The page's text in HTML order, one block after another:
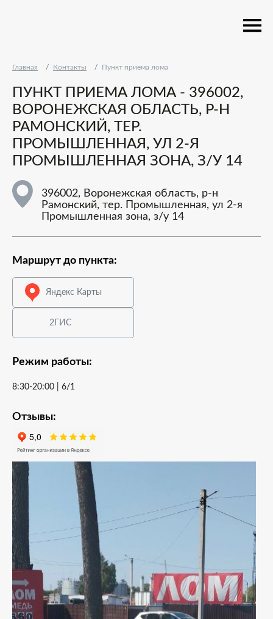
Главная Контакты Пункт приема лома
ПУНКТ ПРИЕМА ЛОМА - 396002,
ВОРОНЕЖСКАЯ ОБЛАСТЬ, Р-Н
РАМОНСКИЙ, ТЕР.
ПРОМЫШЛЕННАЯ, УЛ 2-Я
ПРОМЫШЛЕННАЯ ЗОНА, З/У 14
396002, Воронежская область, р-н
Рамонский, тер. Промышленная, ул 2-я
Промышленная зона, з/у 14
Маршрут до пункта:
Яндекс Карты
2ГИС
Режим работы:
8:30-20:00 | 6/1
Отзывы: